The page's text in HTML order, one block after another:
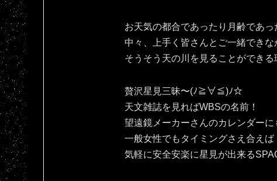
お天気の都合であったり月齢であっ
中々、上手く皆さんとご一緒できな
そうそう天の川を見ることができる
贅沢星見三昧〜(ﾉ≧∀≦)ﾉ☆
天文雑誌を見ればWBSの名前！
望遠鏡メーカーさんのカレンダーに
一般女性でもタイミングさえ合えば
気軽に安全安楽に星見が出来る